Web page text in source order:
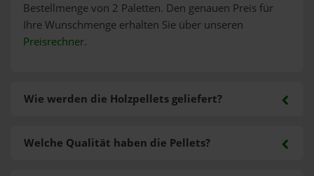
Bestellmenge von 2 Paletten. Den genauen Preis für
Ihre Wunschmenge erhalten Sie über unseren
Preisrechner.
Wie werden die Holzpellets geliefert?
Welche Qualität haben die Pellets?